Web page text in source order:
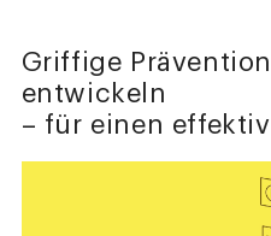
Griffige
entwickeln
– für einen